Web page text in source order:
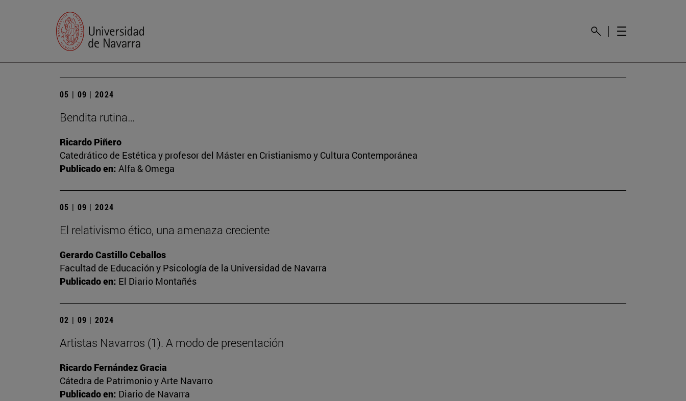
05 | 09 | 2024
Bendita rutina…
Ricardo Piñero
Catedrático de Estética y profesor del Máster en Cristianismo y Cultura Contemporánea
Publicado en: Alfa & Omega
05 | 09 | 2024
El relativismo ético, una amenaza creciente
Gerardo Castillo Ceballos
Facultad de Educación y Psicología de la Universidad de Navarra
Publicado en: El Diario Montañés
02 | 09 | 2024
Artistas Navarros (1). A modo de presentación
Ricardo Fernández Gracia
Cátedra de Patrimonio y Arte Navarro
Publicado en: Diario de Navarra